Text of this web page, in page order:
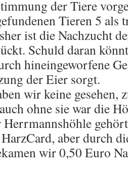
der Tiere
Tieren 5 als
ist die Nachzucht
Schuld daran
hineingeworfene
der Eier sorgt.
wir keine gesehen,
ohne sie war die
aber durch
wir 0,50 Euro